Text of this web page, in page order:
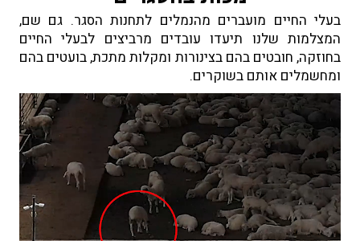
בעלי החיים מועברים מהנמלים לתחנות הסגר. גם שם,
המצלמות שלנו תיעדו עובדים מרביצים לבעלי החיים
בחוזקה, חובטים בהם בצינורות ומקלות מתכת, בועטים בהם
ומחשמלים אותם בשוקרים.
נגן
וידאו